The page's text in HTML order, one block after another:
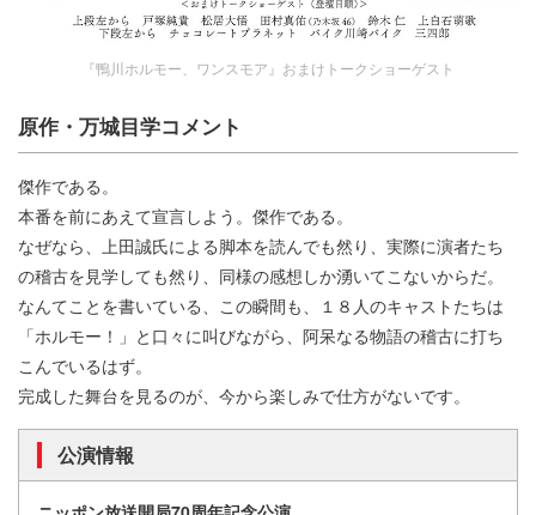
『鴨川ホルモー、ワンスモア』おまけトークショーゲスト
原作・万城目学コメント
傑作である。
本番を前にあえて宣言しよう。傑作である。
なぜなら、上田誠氏による脚本を読んでも然り、実際に演者たち
の稽古を見学しても然り、同様の感想しか湧いてこないからだ。
なんてことを書いている、この瞬間も、１８人のキャストたちは
「ホルモー！」と口々に叫びながら、阿呆なる物語の稽古に打ち
こんでいるはず。
完成した舞台を見るのが、今から楽しみで仕方がないです。
公演情報